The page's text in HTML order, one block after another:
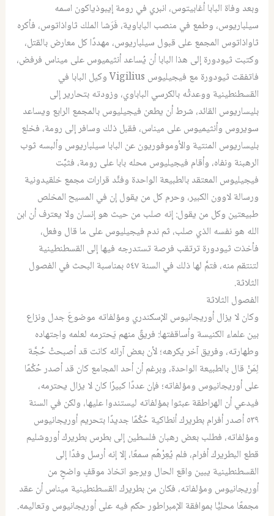
وبعد وفاة البابا أغابيتوس، انبري في رومة إيبوذياكون اسمه
سيلباريوس، وطمع في منصب الباباوية، فَرَشا الملك ثاواذاتوس، فأكره
ثاواذاتوس المجمع على قبول سيلباريوس، مهددًا كل معارض بالقتل،
وكتبت ثيودورة إلى هذا البابا أن يُساعد أنثيميوس على ميناس فرفض،
فاتفقت ثيودورة مع فيجيليوس Vigiliusوكيل البابا في
القسطنطينية ووعدتْه بالكرسي الباباوي، وزودته بتحارير إلى
بليساريوس القائد، شرط أن يطعن فيجيليوس بالمجمع الرابع ويساعد
سويروس وأنثيميوس على ميناس، فقبل ذلك وسافر إلى رومة، فخلع
بليساريوس المنتية والأوموفوريون عن البابا سيلباريوس وألبسه ثوب
الرهبنة ونفاه، وأقام فيجيليوس محله بابا على رومة، فثبَّت
فيجيليوس المعتقد بالطبيعة الواحدة وفنَّد قرارات مجمع خلقيدونية
ورسالة لاوون الكبير، وحرم كل من يقول إن في المسيح المخلص
طبيعتين وكل من يقول: إنه صلب من حيث هو إنسان ولا يعترف أن ابن
الله هو نفسه الذي صلب، ثم ندم فيجيليوس على ما قال وفعل،
فأخذت ثيودورة ترتقب فرصة تستدرجه فيها إلى القسطنطينية
لتنتقم منه، فتمَّ لها ذلك في السنة ٥٤٧ بمناسبة البحث في الفصول
الثلاثة.
الفصول الثلاثة
وكان لا يزال أوريجانيوس الإسكندري ومؤلفاته موضوعَ جدل ونزاع
بين علماء الكنيسة وأساقفتها: فريقٌ منهم يَحترمه لعلمه واجتهاده
وطهارته، وفريق آخر يكرهه؛ لأن بعض آرائه كانت قد أصبحتْ حُجَّة
لِمَنْ قال بالطبيعة الواحدة، وبرغم أن أحد المجامع كان قد أصدر حُكْمًا
على أوريجانيوس ومؤلفاته؛ فإن عددًا كبيرًا كان لا يزال يحترمه،
فيدعي أن الهراطقة عبثوا بمؤلفاته ليستندوا عليها، ولكن في السنة
٥٣٩ أصدر أفرام بطريرك أنطاكية حُكْمًا جديدًا بتحريم أوريجانيوس
ومؤلفاته، فطلب بعض رهبان فلسطين إلى بطرس بطريرك أوروشليم
قطع البطريرك أفرام، فلم يُعِرْهُم سمعًا، إلا إنه أرسل وفدًا إلى
القسطنطينية يبين واقع الحال ويرجو اتخاذ موقفٍ واضحٍ من
أوريجانيوس ومؤلفاته، فكان من بطريرك القسطنطينية ميناس أن عقد
مجمعًا محليًّا بموافقة الإمبراطور حكم فيه على أوريجانيوس وتعاليمه.